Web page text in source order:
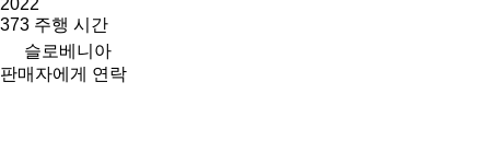
2022
373 주행 시간
슬로베니아
판매자에게 연락